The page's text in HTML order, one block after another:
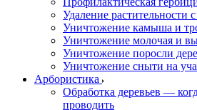
Удаление растительности
Уничтожение камыша и
Уничтожение молочая и
Уничтожение поросли
Уничтожение сныти на
Арбористика
Обработка деревьев —
проводить